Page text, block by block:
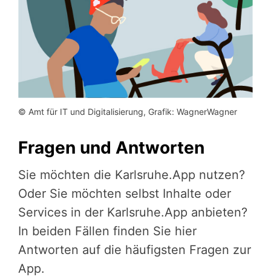
© Amt für IT und Digitalisierung, Grafik: WagnerWagner
Fragen und Antworten
Sie möchten die Karlsruhe.App nutzen?
Oder Sie möchten selbst Inhalte oder
Services in der Karlsruhe.App anbieten?
In beiden Fällen finden Sie hier
Antworten auf die häufigsten Fragen zur
App.